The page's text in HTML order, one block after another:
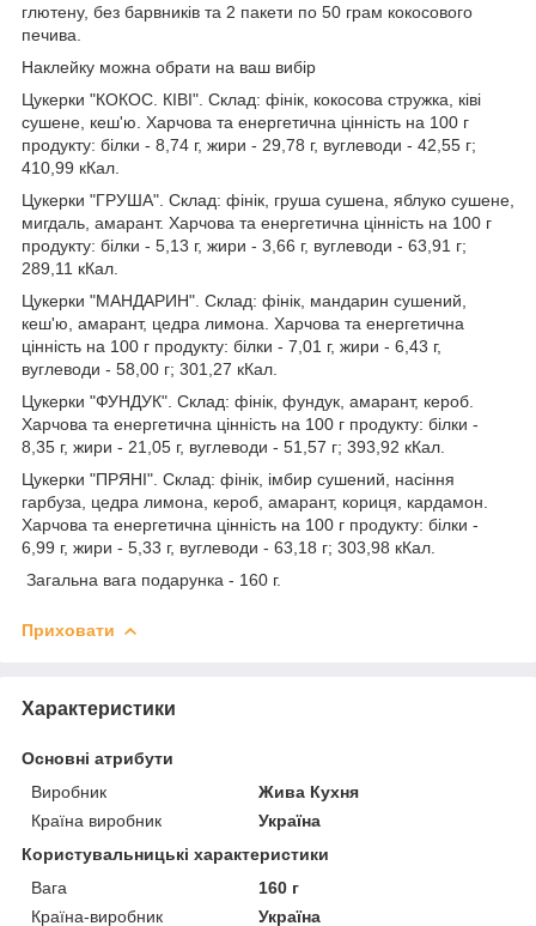
глютену, без барвників та 2 пакети по 50 грам кокосового
печива.
Наклейку можна обрати на ваш вибір
Цукерки "КОКОС. КІВІ". Склад: фінік, кокосова стружка, ківі
сушене, кеш'ю. Харчова та енергетична цінність на 100 г
продукту: білки - 8,74 г, жири - 29,78 г, вуглеводи - 42,55 г;
410,99 кКал.
Цукерки "ГРУША". Склад: фінік, груша сушена, яблуко сушене,
мигдаль, амарант. Харчова та енергетична цінність на 100 г
продукту: білки - 5,13 г, жири - 3,66 г, вуглеводи - 63,91 г;
289,11 кКал.
Цукерки "МАНДАРИН". Склад: фінік, мандарин сушений,
кеш'ю, амарант, цедра лимона. Харчова та енергетична
цінність на 100 г продукту: білки - 7,01 г, жири - 6,43 г,
вуглеводи - 58,00 г; 301,27 кКал.
Цукерки "ФУНДУК". Склад: фінік, фундук, амарант, кероб.
Харчова та енергетична цінність на 100 г продукту: білки -
8,35 г, жири - 21,05 г, вуглеводи - 51,57 г; 393,92 кКал.
Цукерки "ПРЯНІ". Склад: фінік, імбир сушений, насіння
гарбуза, цедра лимона, кероб, амарант, кориця, кардамон.
Харчова та енергетична цінність на 100 г продукту: білки -
6,99 г, жири - 5,33 г, вуглеводи - 63,18 г; 303,98 кКал.
Загальна вага подарунка - 160 г.
Приховати
Характеристики
Основні атрибути
Виробник
Жива Кухня
Країна виробник
Україна
Користувальницькі характеристики
Вага
160 г
Країна-виробник
Україна